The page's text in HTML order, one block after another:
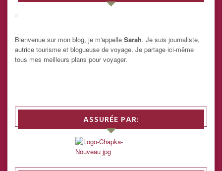
Bienvenue sur mon blog, je m'appelle Sarah. Je suis journaliste,
autrice tourisme et blogueuse de voyage. Je partage ici-même
tous mes meilleurs plans pour voyager.
ASSURÉE PAR: